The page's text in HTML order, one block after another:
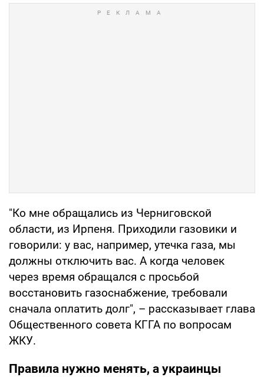
"Ко мне обращались из Черниговской
области, из Ирпеня. Приходили газовики и
говорили: у вас, например, утечка газа, мы
должны отключить вас. А когда человек
через время обращался с просьбой
восстановить газоснабжение, требовали
сначала оплатить долг", – рассказывает глава
Общественного совета КГГА по вопросам
ЖКУ.
Правила нужно менять, а украинцы